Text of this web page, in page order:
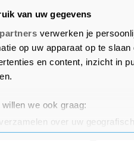
van uw gegevens
verwerken je
op uw apparaat op te
en content, inzicht in
we ook graag:
over uw
identificeren door het actief